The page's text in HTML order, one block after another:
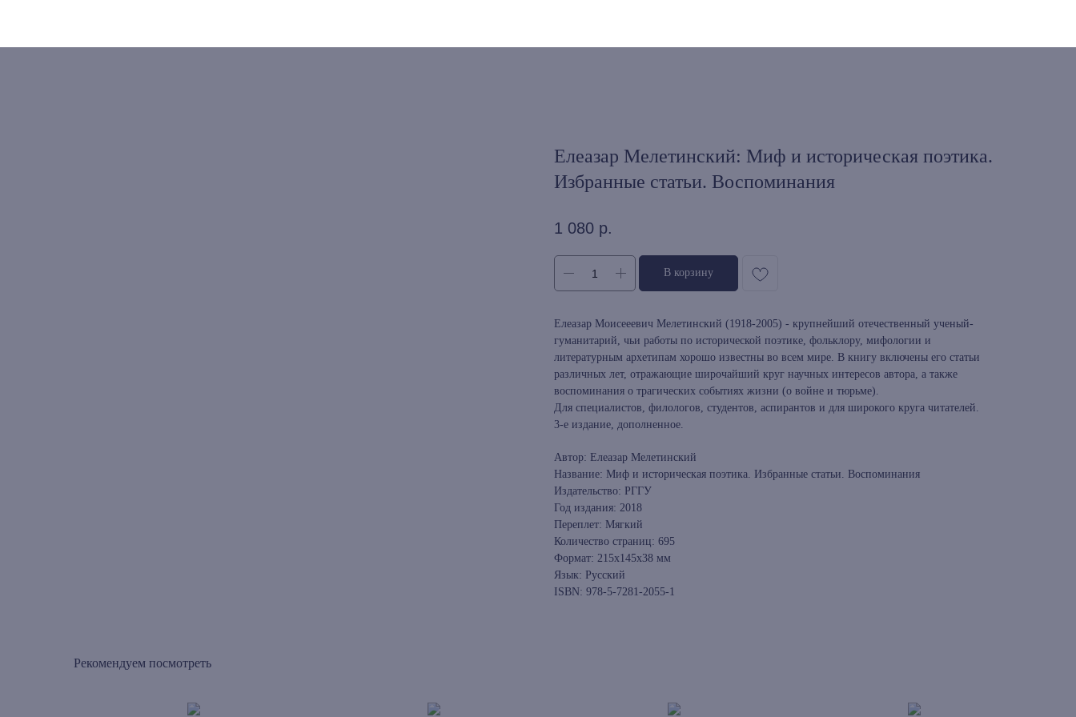
Елеазар Мелетинский: Миф и историческая поэтика.
Избранные статьи. Воспоминания
1 080 р.
В корзину
Елеазар Моисееевич Мелетинский (1918-2005) - крупнейший отечественный ученый-
гуманитарий, чьи работы по исторической поэтике, фольклору, мифологии и
литературным архетипам хорошо известны во всем мире. В книгу включены его статьи
различных лет, отражающие широчайший круг научных интересов автора, а также
воспоминания о трагических событиях жизни (о войне и тюрьме).
Для специалистов, филологов, студентов, аспирантов и для широкого круга читателей.
3-е издание, дополненное.
Автор: Елеазар Мелетинский
Название: Миф и историческая поэтика. Избранные статьи. Воспоминания
Издательство: РГГУ
Год издания: 2018
Переплет: Мягкий
Количество страниц: 695
Формат: 215x145x38 мм
Язык: Русский
ISBN: 978-5-7281-2055-1
Рекомендуем посмотреть